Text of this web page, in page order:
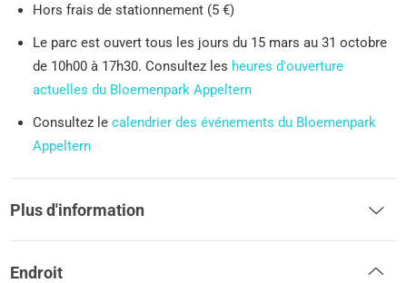
Hors frais de stationnement (5 €)
Le parc est ouvert tous les jours du 15 mars au 31 octobre
de 10h00 à 17h30. Consultez les heures d'ouverture
actuelles du Bloemenpark Appeltern
Consultez lecalendrier des événements du Bloemenpark
Appeltern
Plus d'information
Endroit